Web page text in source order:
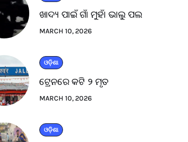
ଖାଦ୍ୟ ପାଇଁ ଗାଁ ମୁହାଁ ଭାଲୁ ପଲ
MARCH 10, 2026
ଓଡ଼ିଶା
ଟ୍ରେନରେ କଟି ୨ ମୃତ
MARCH 10, 2026
ଓଡ଼ିଶା